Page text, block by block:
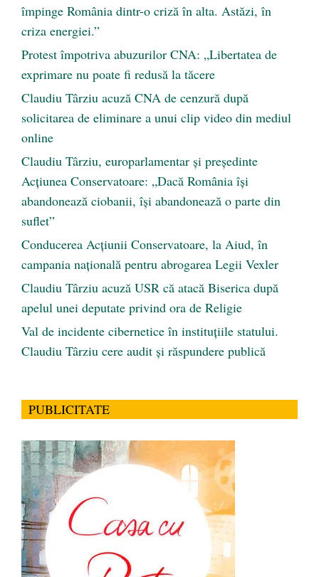
împinge România dintr-o criză în alta. Astăzi, în
criza energiei.”
Protest împotriva abuzurilor CNA: „Libertatea de
exprimare nu poate fi redusă la tăcere
Claudiu Târziu acuză CNA de cenzură după
solicitarea de eliminare a unui clip video din mediul
online
Claudiu Târziu, europarlamentar și președinte
Acțiunea Conservatoare: „Dacă România își
abandonează ciobanii, își abandonează o parte din
suflet”
Conducerea Acțiunii Conservatoare, la Aiud, în
campania națională pentru abrogarea Legii Vexler
Claudiu Târziu acuză USR că atacă Biserica după
apelul unei deputate privind ora de Religie
Val de incidente cibernetice în instituțiile statului.
Claudiu Târziu cere audit și răspundere publică
PUBLICITATE